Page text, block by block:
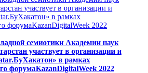
семиотики Академии наук
участвует в организации и
в рамках
форумаKazanDigitalWeek 2022